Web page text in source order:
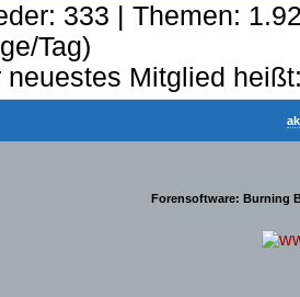
333 | Themen:
Tag)
neuestes Mitglied
Forensoftware: Burning